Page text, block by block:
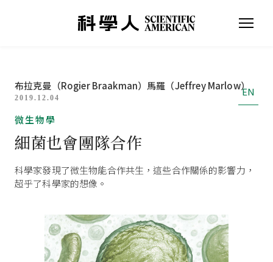
布拉克曼（Rogier Braakman） 馬羅（Jeffrey Marlow）
2019.12.04 EN
微生物學
細菌也會團隊合作
科學家發現了微生物能合作共生，這些合作關係的影響力，
超乎了科學家的想像。